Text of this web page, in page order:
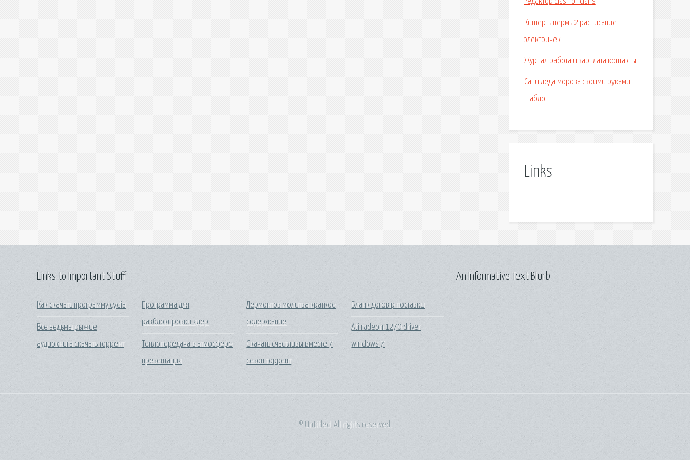
Кишерть пермь 2 расписание
электричек
Журнал работа и зарплата контакты
Сани деда мороза своими руками
шаблон
Links
Links to Important Stuff
Как скачать программу cydia
Все ведьмы рыжие
аудиокнига скачать торрент
Программа для
разблокировки ядер
Теплопередача в атмосфере
презентация
Лермонтов молитва краткое
содержание
Скачать счастливы вместе 7
сезон торрент
Бланк договір поставки
Ati radeon 1270 driver
windows 7
An Informative Text Blurb
© Untitled. All rights reserved.